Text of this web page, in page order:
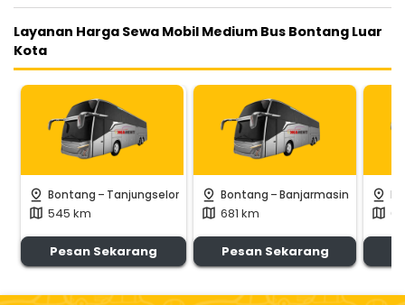
Layanan Harga Sewa Mobil Medium Bus Bontang Luar
Kota
pin_drop Bontang - Tanjungselor
map 545 km
Pesan Sekarang
pin_drop Bontang -Banjarmasin
map 681 km
Pesan Sekarang
pin_drop
map